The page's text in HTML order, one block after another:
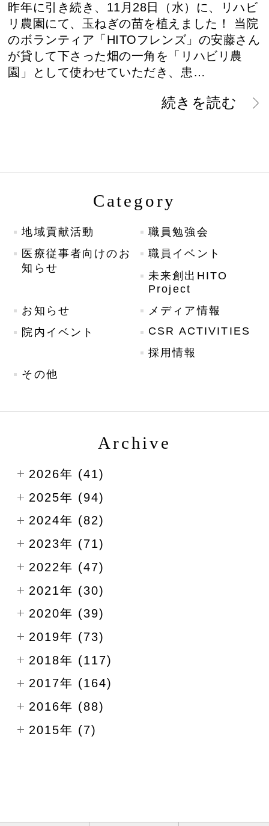
昨年に引き続き、11月28日（水）に、リハビ
リ農園にて、玉ねぎの苗を植えました！ 当院
のボランティア「HITOフレンズ」の安藤さん
が貸して下さった畑の一角を「リハビリ農
園」として使わせていただき、患…
続きを読む
Category
地域貢献活動
職員勉強会
医療従事者向けのお
知らせ
職員イベント
未来創出HITO
Project
お知らせ
メディア情報
院内イベント
CSR ACTIVITIES
採用情報
その他
Archive
2026年 (41)
2025年 (94)
2024年 (82)
2023年 (71)
2022年 (47)
2021年 (30)
2020年 (39)
2019年 (73)
2018年 (117)
2017年 (164)
2016年 (88)
2015年 (7)